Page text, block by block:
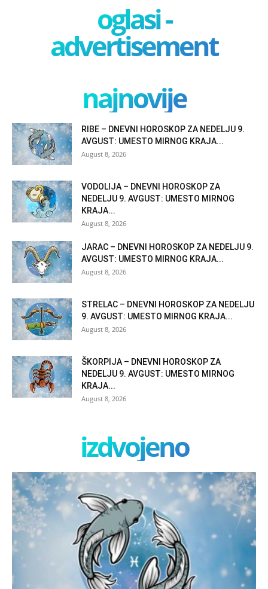
oglasi -
advertisement
najnovije
RIBE – DNEVNI HOROSKOP ZA NEDELJU 9.
AVGUST: UMESTO MIRNOG KRAJA...
August 8, 2026
VODOLIJA – DNEVNI HOROSKOP ZA
NEDELJU 9. AVGUST: UMESTO MIRNOG
KRAJA...
August 8, 2026
JARAC – DNEVNI HOROSKOP ZA NEDELJU 9.
AVGUST: UMESTO MIRNOG KRAJA...
August 8, 2026
STRELAC – DNEVNI HOROSKOP ZA NEDELJU
9. AVGUST: UMESTO MIRNOG KRAJA...
August 8, 2026
ŠKORPIJA – DNEVNI HOROSKOP ZA
NEDELJU 9. AVGUST: UMESTO MIRNOG
KRAJA...
August 8, 2026
izdvojeno